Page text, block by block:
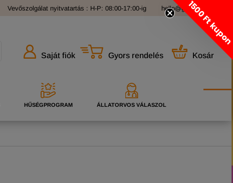
Vevőszolgálat nyitvatartás : H-P: 08:00-17:00-ig hello@grandopet.hu
Saját fiók Gyors rendelés Kosár
HŰSÉGPROGRAM ÁLLATORVOS VÁLASZOL
1500 Ft